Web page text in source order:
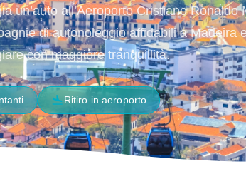
un’auto all’Aeroporto Cristiano Ronaldo
di autonoleggio affidabili a Madeira
con maggiore tranquillità.
flight_landRitiro in aeroporto